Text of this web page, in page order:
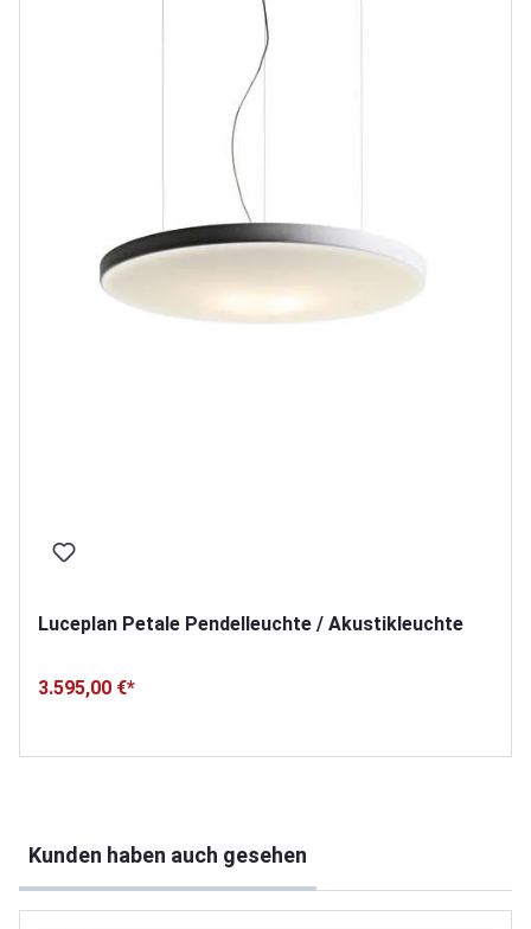
Luceplan Petale Pendelleuchte / Akustikleuchte
3.595,00 €*
Kunden haben auch gesehen